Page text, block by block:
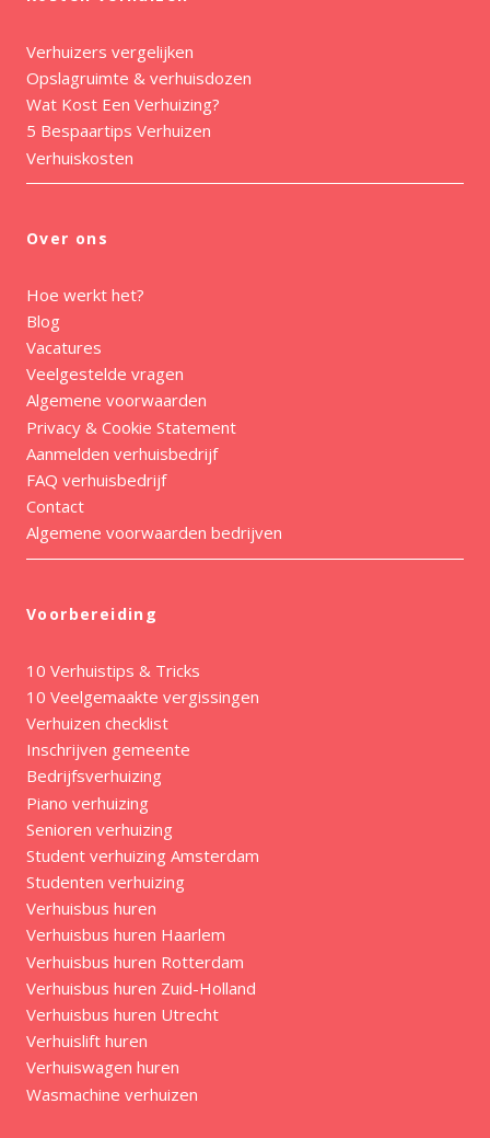
Verhuizers vergelijken
Opslagruimte & verhuisdozen
Wat Kost Een Verhuizing?
5 Bespaartips Verhuizen
Verhuiskosten
Over ons
Hoe werkt het?
Blog
Vacatures
Veelgestelde vragen
Algemene voorwaarden
Privacy & Cookie Statement
Aanmelden verhuisbedrijf
FAQ verhuisbedrijf
Contact
Algemene voorwaarden bedrijven
Voorbereiding
10 Verhuistips & Tricks
10 Veelgemaakte vergissingen
Verhuizen checklist
Inschrijven gemeente
Bedrijfsverhuizing
Piano verhuizing
Senioren verhuizing
Student verhuizing Amsterdam
Studenten verhuizing
Verhuisbus huren
Verhuisbus huren Haarlem
Verhuisbus huren Rotterdam
Verhuisbus huren Zuid-Holland
Verhuisbus huren Utrecht
Verhuislift huren
Verhuiswagen huren
Wasmachine verhuizen